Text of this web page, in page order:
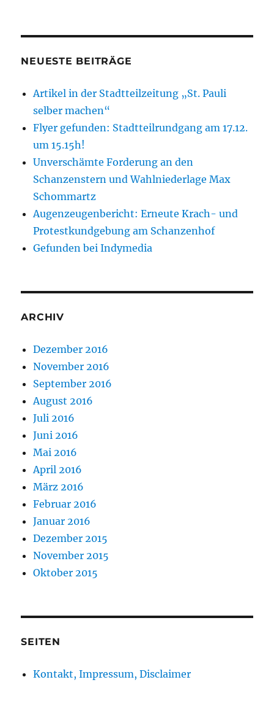
NEUESTE BEITRÄGE
Artikel in der Stadtteilzeitung „St. Pauli
selber machen“
Flyer gefunden: Stadtteilrundgang am 17.12.
um 15.15h!
Unverschämte Forderung an den
Schanzenstern und Wahlniederlage Max
Schommartz
Augenzeugenbericht: Erneute Krach- und
Protestkundgebung am Schanzenhof
Gefunden bei Indymedia
ARCHIV
Dezember 2016
November 2016
September 2016
August 2016
Juli 2016
Juni 2016
Mai 2016
April 2016
März 2016
Februar 2016
Januar 2016
Dezember 2015
November 2015
Oktober 2015
SEITEN
Kontakt, Impressum, Disclaimer